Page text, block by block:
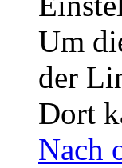
Um
der
Dort
Nach